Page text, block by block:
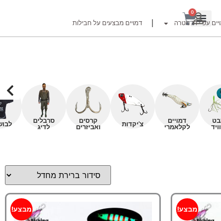
0
עפ"י דג מטרה דמויים מבצעים על חבילות
דמויים
לקלאמרי
צ'יקדות
קרסים
ואביזרים
סרבלים
לדיג
מבצע! מבצע!